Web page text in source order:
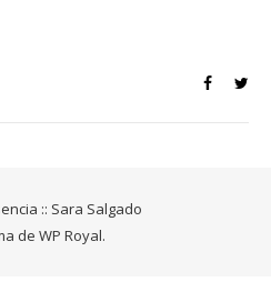
:: Sara Salgado
de WP Royal.